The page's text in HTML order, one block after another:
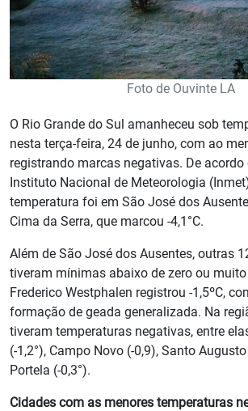
Foto de Ouvinte LA
O Rio Grande do Sul amanheceu sob
nesta terça-feira, 24 de junho, com ao
registrando marcas negativas. De
Instituto Nacional de Meteorologia
temperatura foi em São José dos
Cima da Serra, que marcou -4,1°C.
Além de São José dos Ausentes, outras
tiveram mínimas abaixo de zero ou
Frederico Westphalen registrou -1,5ºC,
formação de geada generalizada. Na
tiveram temperaturas negativas, entre
(-1,2°), Campo Novo (-0,9), Santo
Portela (-0,3°).
Cidades com as menores temperaturas